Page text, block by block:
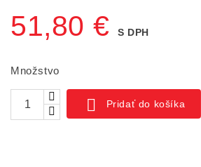
51,80 € S DPH
Množstvo
 Pridať do košíka